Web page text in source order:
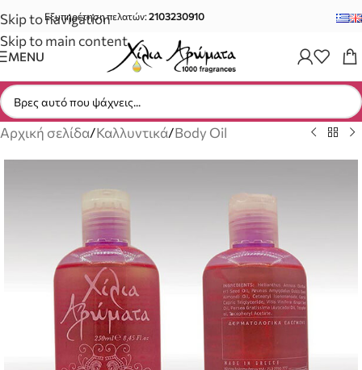
Skip to navigation
Skip to main content
Εξυπηρέτηση πελατών:2103230910
MENU
Αρχική σελίδα/Καλλυντικά/Body Oil